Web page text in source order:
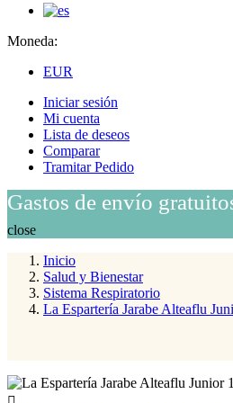
Moneda:
EUR
Iniciar sesión
Mi cuenta
Lista de deseos
Comparar
Tramitar Pedido
Gastos de envío
close
Inicio
Salud y Bienestar
Sistema Respiratorio
La Espartería Jarabe Alteaflu